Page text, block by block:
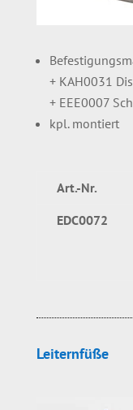
+ KAH0031
+ EEE0007
kpl. montiert
Art.-Nr.
EDC0072
Leiternfüße